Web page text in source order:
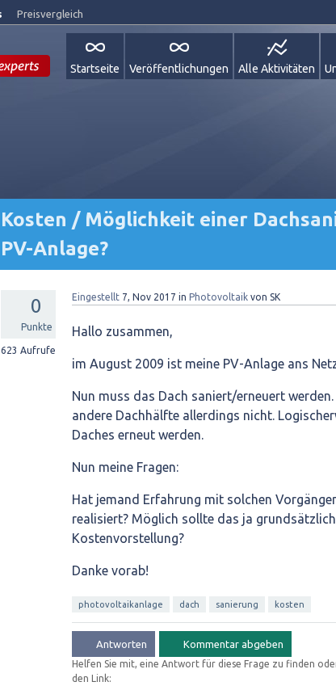
Preisvergleich
Startseite Veröffentlichungen Alle Aktivitäten
Kosten / Möglichkeit einer
PV-Anlage?
0
Punkte
623 Aufrufe
Eingestellt 7, Nov 2017 in Photovoltaik von SK
Hallo zusammen,
im August 2009 ist meine PV-Anlage ans
Nun muss das Dach saniert/erneuert
andere Dachhälfte allerdings nicht.
Daches erneut werden.
Nun meine Fragen:
Hat jemand Erfahrung mit solchen
realisiert? Möglich sollte das ja
Kostenvorstellung?
Danke vorab!
photovoltaikanlage dach sanierung kosten
Helfen Sie mit, eine Antwort für diese Frage zu finden
den Link: